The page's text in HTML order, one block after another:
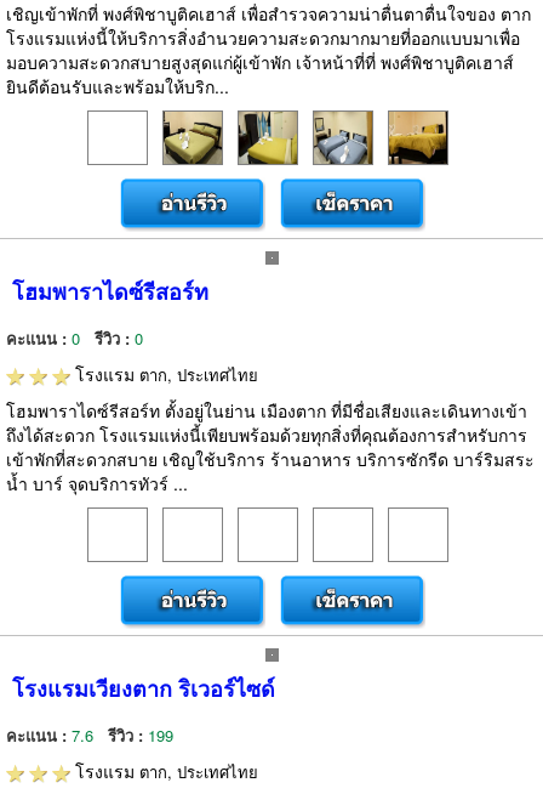
เชิญเข้าพักที่ พงศ์พิชาบูติคเฮาส์ เพื่อสำรวจความน่าตื่นตาตื่นใจของ ตาก
โรงแรมแห่งนี้ให้บริการสิ่งอำนวยความสะดวกมากมายที่ออกแบบมาเพื่อ
มอบความสะดวกสบายสูงสุดแก่ผู้เข้าพัก เจ้าหน้าที่ที่ พงศ์พิชาบูติคเฮาส์
ยินดีต้อนรับและพร้อมให้บริก...
โฮมพาราไดซ์รีสอร์ท
คะแนน : 0 รีวิว : 0
โรงแรม ตาก, ประเทศไทย
โฮมพาราไดซ์รีสอร์ท ตั้งอยู่ในย่าน เมืองตาก ที่มีชื่อเสียงและเดินทางเข้า
ถึงได้สะดวก โรงแรมแห่งนี้เพียบพร้อมด้วยทุกสิ่งที่คุณต้องการสำหรับการ
เข้าพักที่สะดวกสบาย เชิญใช้บริการ ร้านอาหาร บริการซักรีด บาร์ริมสระ
น้ำ บาร์ จุดบริการทัวร์ ...
โรงแรมเวียงตาก ริเวอร์ไซด์
คะแนน : 7.6 รีวิว : 199
โรงแรม ตาก, ประเทศไทย